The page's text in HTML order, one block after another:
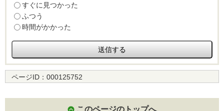
すぐに見つかった
ふつう
時間がかかった
ページID： 000125752
このページのトップへ